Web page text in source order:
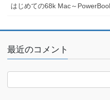
はじめての68k Mac～
最近のコメント